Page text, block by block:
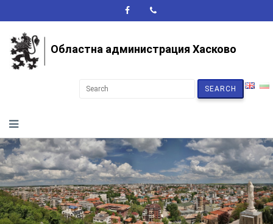
Областна администрация Хасково
SEARCH